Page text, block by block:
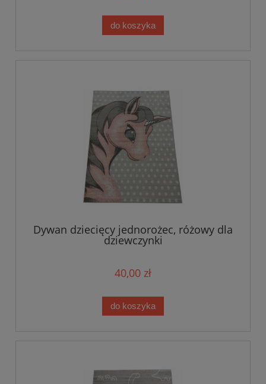
do koszyka
Dywan dziecięcy jednorożec, różowy dla
dziewczynki
40,00 zł
do koszyka